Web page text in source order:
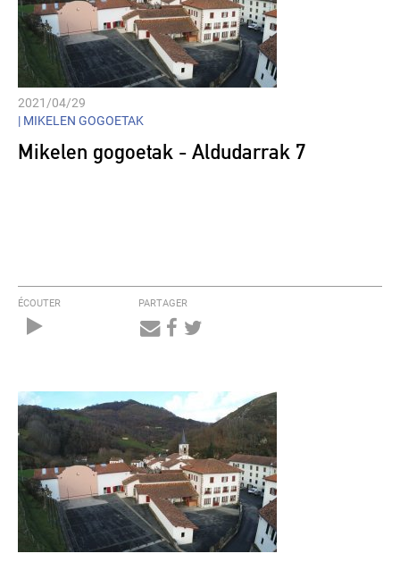
2021/04/29
| MIKELEN GOGOETAK
Mikelen gogoetak - Aldudarrak 7
ÉCOUTER PARTAGER